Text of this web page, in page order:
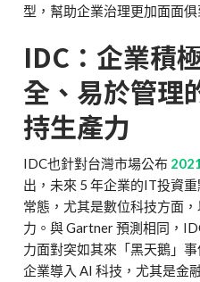
型，幫助企業治理更加面面俱
IDC ：企業積
全、易於管理
持生產力
IDC也針對台灣市場公布
出，未來 5 年企業的IT投資
常態，尤其是數位科技方面
力。與 Gartner 預測相同，
力面對突如其來「黑天鵝」
企業導入 AI 科技，尤其是金